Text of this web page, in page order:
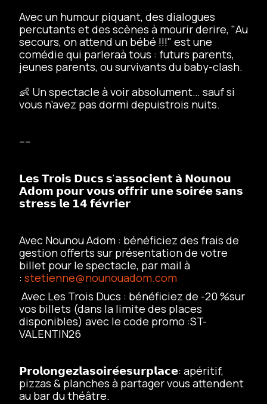
Avec un humour piquant, des dialogues
percutants et des scènes à mourir derire, "Au
secours, on attend un bébé !!!" est une
comédie qui parleraà tous : futurs parents,
jeunes parents, ou survivants du baby-clash.
👶 Un spectacle à voir absolument… sauf si
vous n’avez pas dormi depuistrois nuits.
----
𝗟𝗲𝘀 𝗧𝗿𝗼𝗶𝘀 𝗗𝘂𝗰𝘀 𝘀'𝗮𝘀𝘀𝗼𝗰𝗶𝗲𝗻𝘁 𝗮̀ 𝗡𝗼𝘂𝗻𝗼𝘂
𝗔𝗱𝗼𝗺 𝗽𝗼𝘂𝗿 𝘃𝗼𝘂𝘀 𝗼𝗳𝗳𝗿𝗶𝗿 𝘂𝗻𝗲 𝘀𝗼𝗶𝗿𝗲́𝗲 𝘀𝗮𝗻𝘀
𝘀𝘁𝗿𝗲𝘀𝘀 𝗹𝗲 𝟭𝟰 𝗳𝗲́𝘃𝗿𝗶𝗲𝗿
Avec Nounou Adom : bénéficiez des frais de
gestion offerts sur présentation de votre
billet pour le spectacle, par mail à
: stetienne@nounouadom.com
Avec Les Trois Ducs : bénéficiez de -20 %sur
vos billets (dans la limite des places
disponibles) avec le code promo :ST-
VALENTIN26
𝗣𝗿𝗼𝗹𝗼𝗻𝗴𝗲𝘇𝗹𝗮𝘀𝗼𝗶𝗿𝗲́𝗲𝘀𝘂𝗿𝗽𝗹𝗮𝗰𝗲: apéritif,
pizzas & planches à partager vous attendent
au bar du théâtre.